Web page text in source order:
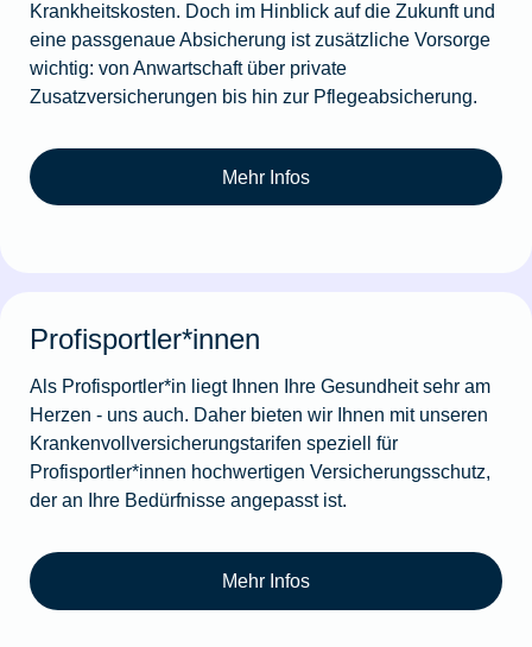
Krankheitskosten. Doch im Hinblick auf die Zukunft und
eine passgenaue Absicherung ist zusätzliche Vorsorge
wichtig: von Anwartschaft über private
Zusatzversicherungen bis hin zur Pflegeabsicherung.
Mehr Infos
Profisportler*innen
Als Profisportler*in liegt Ihnen Ihre Gesundheit sehr am
Herzen - uns auch. Daher bieten wir Ihnen mit unseren
Krankenvollversicherungstarifen speziell für
Profisportler*innen hochwertigen Versicherungsschutz,
der an Ihre Bedürfnisse angepasst ist.
Mehr Infos